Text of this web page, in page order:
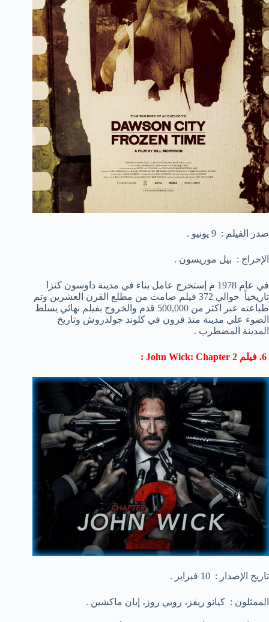
صدر الفيلم : 9 يونيو .
الإخراج : بيل موريسون .
في عام 1978 م إستخرج عامل بناء في مدينة داوسون كنزا
تاريخياً حوالي 372 فيلم صامت من مطلع القرن العشرين وتم
طباعته عبر اكثر من 500,000 قدم والخروج بفيلم نهائي يسلط
الضوء علي مدينة منذ قرون في كلوند جولدروش وتاريخ
المدينة المضطرب .
تاريخ الإصدار : 10 فبراير .
الممثلون : كيانو ريفز، روبي روز، إيان ماكشين .